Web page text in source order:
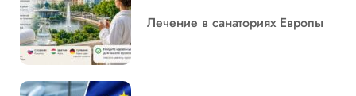
Лечение в санаториях Европы